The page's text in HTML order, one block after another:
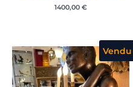
1400,00 €
Vendu